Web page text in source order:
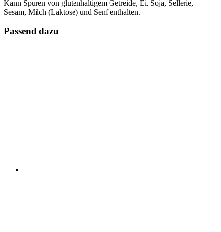
Kann Spuren von glutenhaltigem Getreide, Ei, Soja, Sellerie,
Sesam, Milch (Laktose) und Senf enthalten.
Passend dazu